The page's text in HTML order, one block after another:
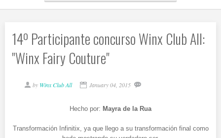
14º Participante concurso Winx Club All:
"Winx Fairy Couture"
by Winx Club All January 04, 2015
Hecho por: Mayra de la Rua
Transformación Infinitix, ya que llego a su transformación final como